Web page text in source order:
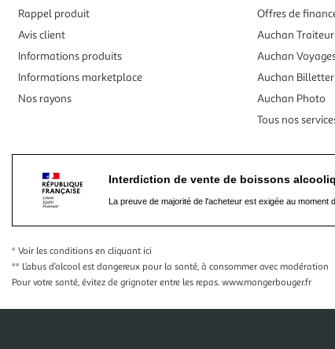
Rappel produit
Avis client
Informations produits
Informations marketplace
Nos rayons
Offres de
Auchan Traiteur
Auchan
Auchan
Auchan Photo
Tous nos
Interdiction de vente de boissons
La preuve de majorité de l'acheteur est exigée au moment
* Voir les conditions en cliquant ici
** L’abus d’alcool est dangereux pour la santé, à consommer avec modération
Pour votre santé, évitez de grignoter entre les repas. www.mangerbouger.fr